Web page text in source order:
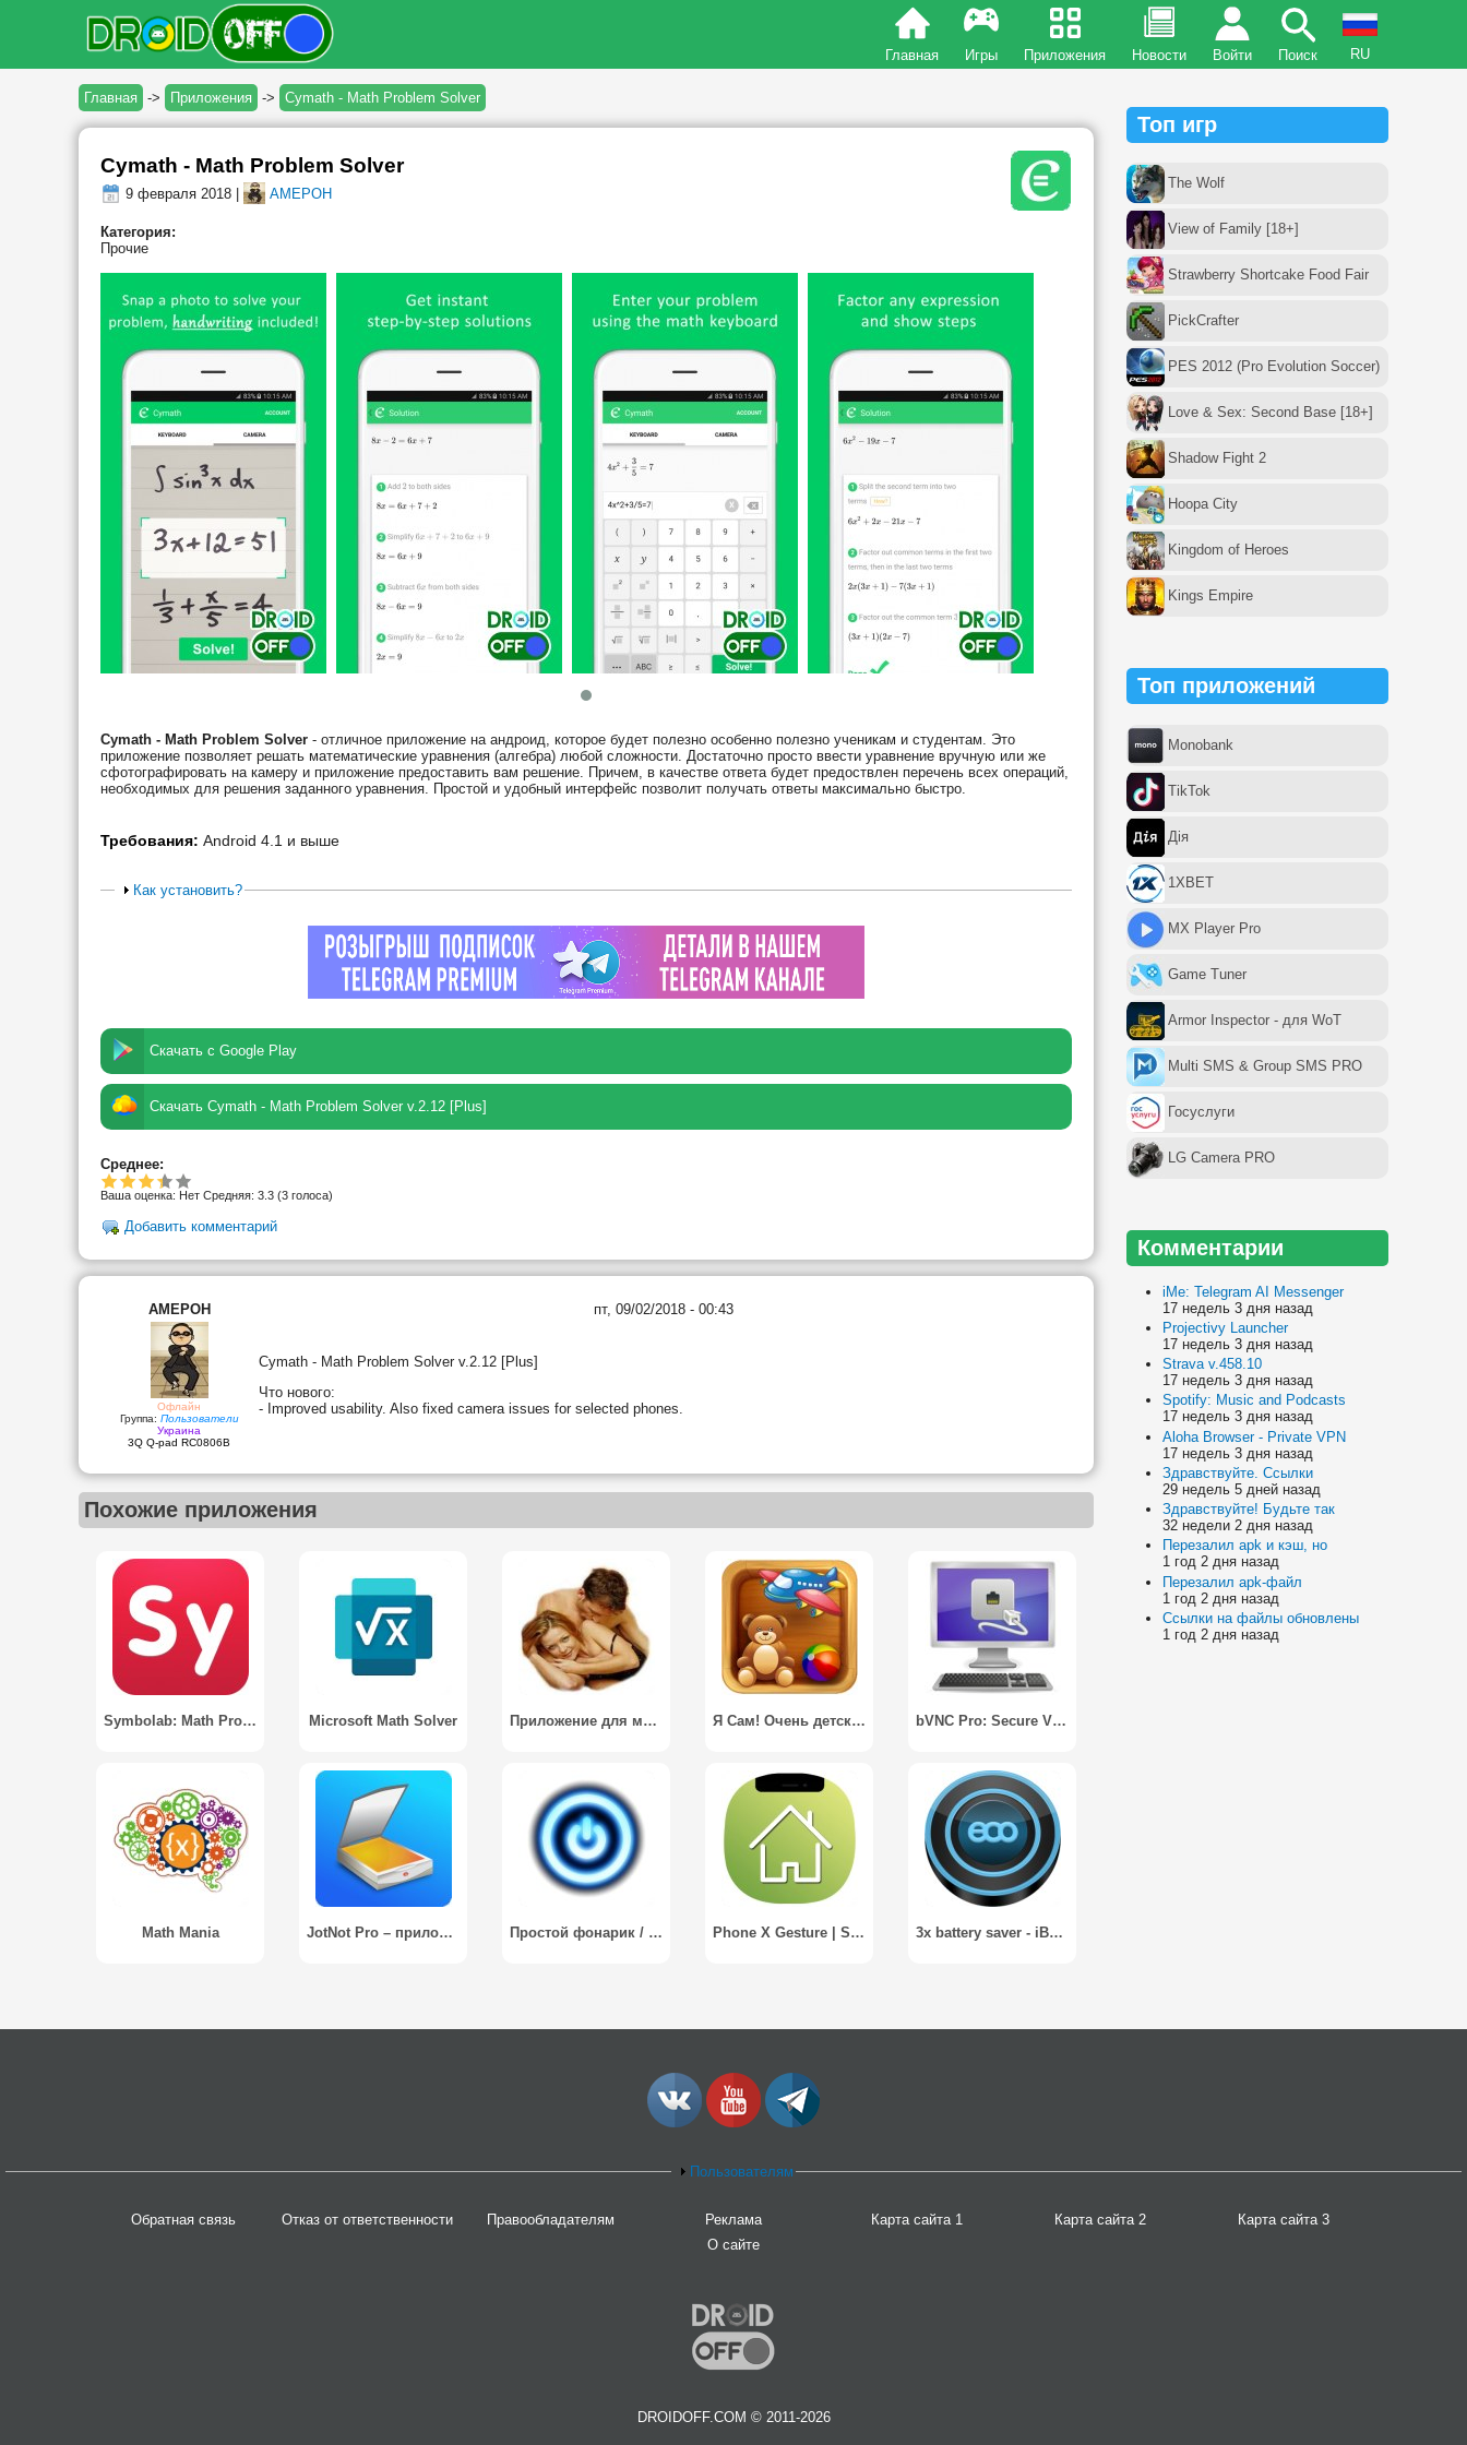
Главная Игры Приложения Новости Войти Поиск RU
Главная -> Приложения -> Cymath - Math Problem Solver
Cymath - Math Problem Solver
9 февраля 2018 | AMEPOH
Категория:
Прочие
Cymath - Math Problem Solver - отличное приложение на андроид, которое будет полезно особенно полезно ученикам и студентам. Это
приложение позволяет решать математические уравнения (алгебра) любой сложности. Достаточно просто ввести уравнение вручную или же
сфотографировать на камеру и приложение предоставить вам решение. Причем, в качестве ответа будет предоствлен перечень всех операций,
необходимых для решения заданного уравнения. Простой и удобный интерфейс позволит получать ответы максимально быстро.
Требования: Android 4.1 и выше
Как установить?
Скачать с Google Play
Скачать Cymath - Math Problem Solver v.2.12 [Plus]
Среднее:
Ваша оценка: Нет Средняя: 3.3 (3 голоса)
Добавить комментарий
AMEPOH пт, 09/02/2018 - 00:43
Офлайн
Группа: Пользователи
Украина
3Q Q-pad RC0806B
Cymath - Math Problem Solver v.2.12 [Plus]
Что нового:
- Improved usability. Also fixed camera issues for selected phones.
Похожие приложения
Symbolab: Math Problem Solver Microsoft Math Solver Приложение для мужчин Я Сам! Очень детское приложение / Tales&Toys bVNC Pro: Secure VNC Viewer
Math Mania JotNot Pro – приложение-сканер с выводом в PDF / JotNot Pro - PDF Scanner App Простой фонарик / Simple Flashlight Phone X Gesture | Simple home bar 3x battery saver - iBattery
Топ игр
The Wolf
View of Family [18+]
Strawberry Shortcake Food Fair
PickCrafter
PES 2012 (Pro Evolution Soccer)
Love & Sex: Second Base [18+]
Shadow Fight 2
Hoopa City
Kingdom of Heroes
Kings Empire
Топ приложений
Monobank
TikTok
Дія
1XBET
MX Player Pro
Game Tuner
Armor Inspector - для WoT
Multi SMS & Group SMS PRO
Госуслуги
LG Camera PRO
Комментарии
iMe: Telegram AI Messenger
17 недель 3 дня назад
Projectivy Launcher
17 недель 3 дня назад
Strava v.458.10
17 недель 3 дня назад
Spotify: Music and Podcasts
17 недель 3 дня назад
Aloha Browser - Private VPN
17 недель 3 дня назад
Здравствуйте. Ссылки
29 недель 5 дней назад
Здравствуйте! Будьте так
32 недели 2 дня назад
Перезалил apk и кэш, но
1 год 2 дня назад
Перезалил apk-файл
1 год 2 дня назад
Ссылки на файлы обновлены
1 год 2 дня назад
Пользователям
Обратная связь Отказ от ответственности Правообладателям Реклама Карта сайта 1 Карта сайта 2
Карта сайта 3
О сайте
DROIDOFF.COM © 2011-2026